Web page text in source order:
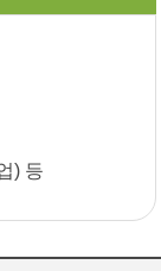
) 등